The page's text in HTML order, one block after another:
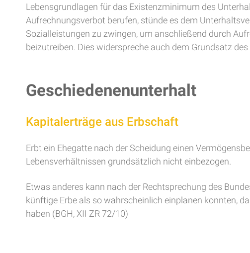
Lebensgrundlagen für das Existenzminimum des
Aufrechnungsverbot berufen, stünde es dem
Sozialleistungen zu zwingen, um anschließend durch
beizutreiben. Dies widerspreche auch dem Grundsatz
Geschiedenenunterhalt
Kapitalerträge aus Erbschaft
Erbt ein Ehegatte nach der Scheidung einen
Lebensverhältnissen grundsätzlich nicht einbezogen.
Etwas anderes kann nach der Rechtsprechung des
künftige Erbe als so wahrscheinlich einplanen konnten,
haben (BGH, XII ZR 72/10)